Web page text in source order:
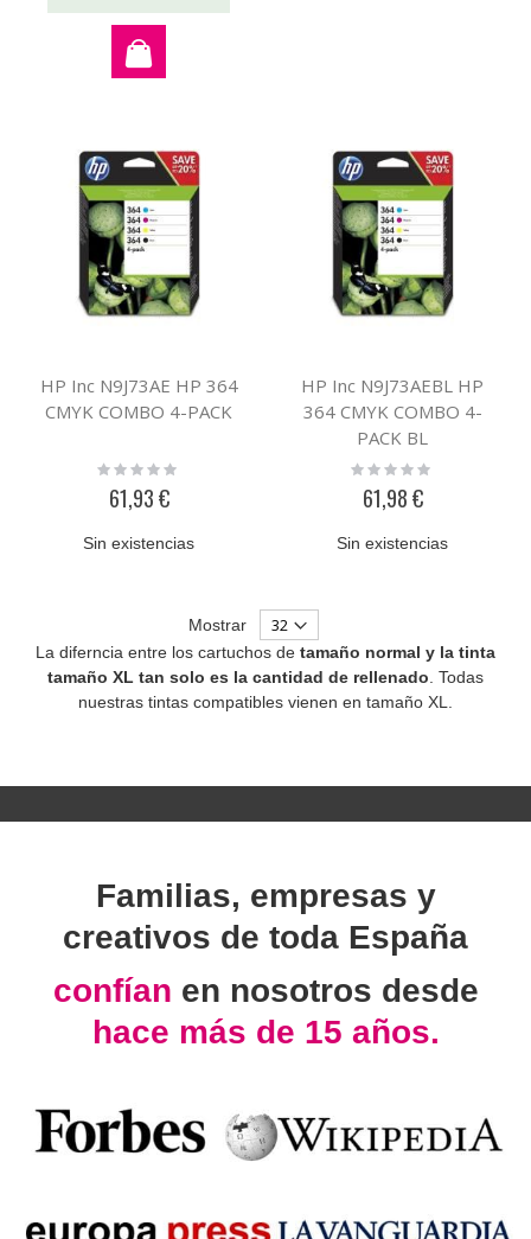
HP Inc N9J73AE HP 364
CMYK COMBO 4-PACK
Rating:
61,93 €
Sin existencias
HP Inc N9J73AEBL HP
364 CMYK COMBO 4-
PACK BL
Rating:
61,98 €
Sin existencias
Mostrar
La diferncia entre los cartuchos de tamaño normal y la tinta
tamaño XL tan solo es la cantidad de rellenado . Todas
nuestras tintas compatibles vienen en tamaño XL.
Familias, empresas y
creativos de toda España
confían en nosotros desde
hace más de 15 años.